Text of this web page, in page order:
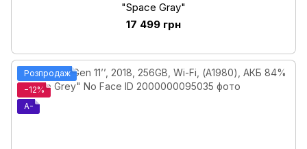
"Space Gray"
17 499 грн
Розпродаж
−12%
A-